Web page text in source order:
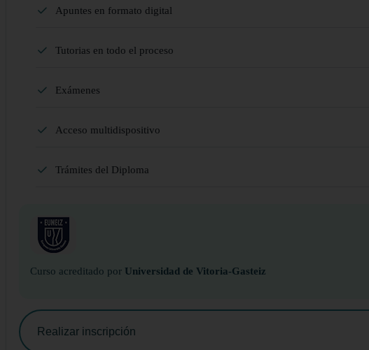
Apuntes en formato digital
Tutorias en todo el proceso
Exámenes
Acceso multidispositivo
Trámites del Diploma
Curso acreditado por Universidad de Vitoria-Gasteiz
Realizar inscripción